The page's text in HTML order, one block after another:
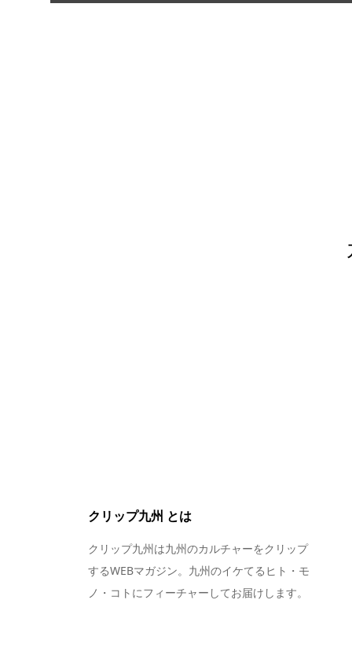
クリップ九州 とは
クリップ九州は九州のカルチャーをクリップ
するWEBマガジン。九州のイケてるヒト・モ
ノ・コトにフィーチャーしてお届けします。